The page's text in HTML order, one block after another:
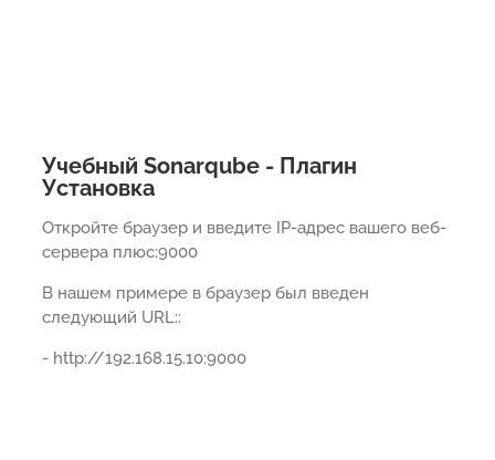
Учебный Sonarqube - Плагин
Установка
Откройте браузер и введите IP-адрес вашего веб-
сервера плюс:9000
В нашем примере в браузер был введен
следующий URL::
- http://192.168.15.10:9000